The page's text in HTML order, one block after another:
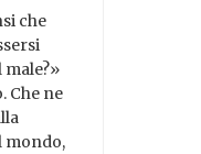
che
male?»
Che ne
mondo,